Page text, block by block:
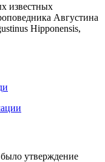
известных
Августина
Hipponensis,
утверждение